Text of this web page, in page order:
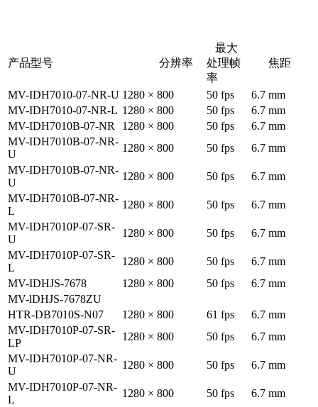
产品型号 分辨率
最大
处理帧
率
焦距
MV-IDH7010-07-NR-U 1280 × 800 50 fps
6.7 mm
MV-IDH7010-07-NR-L 1280 × 800 50 fps
6.7 mm
MV-IDH7010B-07-NR
1280 × 800 50 fps
6.7 mm
MV-IDH7010B-07-NR-
U
1280 × 800 50 fps
6.7 mm
MV-IDH7010B-07-NR-
U
1280 × 800 50 fps
6.7 mm
MV-IDH7010B-07-NR-
L
1280 × 800 50 fps
6.7 mm
MV-IDH7010P-07-SR-
U
1280 × 800 50 fps
6.7 mm
MV-IDH7010P-07-SR-
L
1280 × 800 50 fps
6.7 mm
MV-IDHJS-7678
1280 × 800 50 fps
6.7 mm
MV-lDHJS-7678ZU
HTR-DB7010S-N07
1280 × 800 61 fps
6.7 mm
MV-IDH7010P-07-SR-
LP
1280 × 800 50 fps
6.7 mm
MV-IDH7010P-07-NR-
U
1280 × 800 50 fps
6.7 mm
MV-IDH7010P-07-NR-
L
1280 × 800 50 fps
6.7 mm